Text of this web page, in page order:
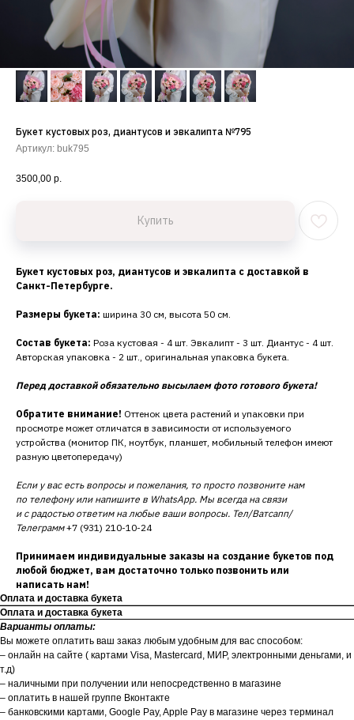
Букет кустовых роз, диантусов и эвкалипта №795
Артикул: buk795
3500,00 р.
Купить
Букет кустовых роз, диантусов и эвкалипта с доставкой в
Санкт-Петербурге.
Размеры букета: ширина 30 см, высота 50 см.
Состав букета: Роза кустовая - 4 шт. Эвкалипт - 3 шт. Диантус - 4 шт.
Авторская упаковка - 2 шт., оригинальная упаковка букета.
Перед доставкой обязательно высылаем фото готового букета!
Обратите внимание! Оттенок цвета растений и упаковки при
просмотре может отличатся в зависимости от используемого
устройства (монитор ПК, ноутбук, планшет, мобильный телефон имеют
разную цветопередачу)
Если у вас есть вопросы и пожелания, то просто позвоните нам
по телефону или напишите в WhatsApp. Мы всегда на связи
и с радостью ответим на любые ваши вопросы. Тел/Ватсапп/
Телеграмм+7 (931) 210-10-24
Принимаем индивидуальные заказы на создание букетов под
любой бюджет, вам достаточно только позвонить или
написать нам!
Оплата и доставка букета
Оплата и доставка букета
Варианты оплаты:
Вы можете оплатить ваш заказ любым удобным для вас способом:
– онлайн на сайте ( картами Visa, Mastercard, МИР, электронными деньгами, и
т.д)
– наличными при получении или непосредственно в магазине
– оплатить в нашей группе Вконтакте
– банковскими картами, Google Pay, Apple Pay в магазине через терминал